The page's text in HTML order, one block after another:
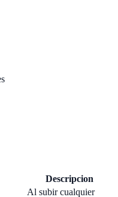
Descripcion
Al subir cualquier